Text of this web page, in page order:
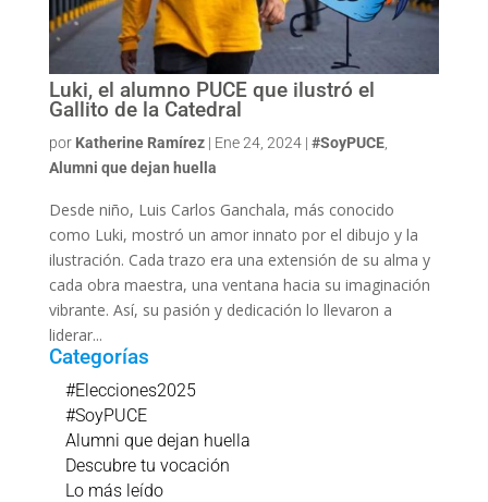
Luki, el alumno PUCE que ilustró el
Gallito de la Catedral
por Katherine Ramírez| Ene 24, 2024| #SoyPUCE,
Alumni que dejan huella
Desde niño, Luis Carlos Ganchala, más conocido
como Luki, mostró un amor innato por el dibujo y la
ilustración. Cada trazo era una extensión de su alma y
cada obra maestra, una ventana hacia su imaginación
vibrante. Así, su pasión y dedicación lo llevaron a
liderar...
Categorías
#Elecciones2025
#SoyPUCE
Alumni que dejan huella
Descubre tu vocación
Lo más leído